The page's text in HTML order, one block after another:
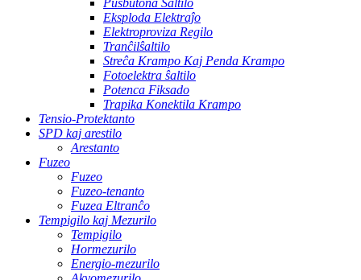
Puŝbutona Ŝaltilo
Eksploda Elektraĵo
Elektroproviza Regilo
Tranĉilŝaltilo
Streĉa Krampo Kaj Penda Krampo
Fotoelektra ŝaltilo
Potenca Fiksado
Trapika Konektila Krampo
Tensio-Protektanto
SPD kaj arestilo
Arestanto
Fuzeo
Fuzeo
Fuzeo-tenanto
Fuzea Eltranĉo
Tempigilo kaj Mezurilo
Tempigilo
Hormezurilo
Energio-mezurilo